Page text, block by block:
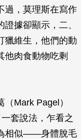
過，莫理斯在寫作
據卻顯示，二、
獵維生，他們的動
肉食動物吃剩
Mark Pagel）
套說法，乍看之
相似——身體脫毛